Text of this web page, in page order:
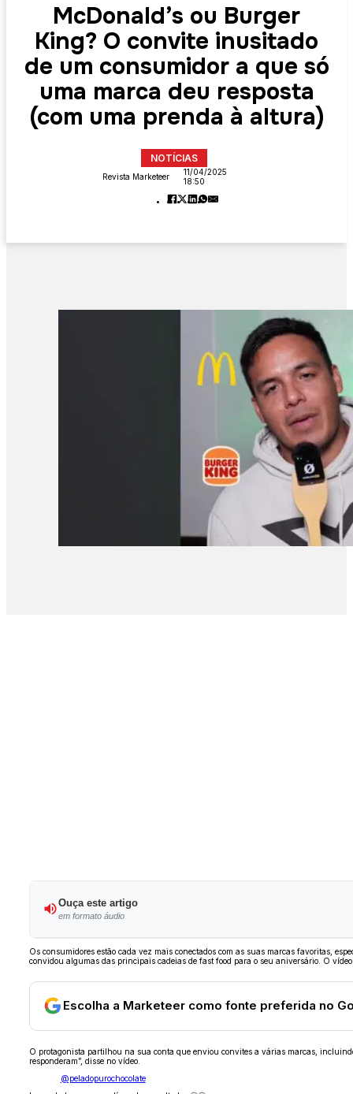
McDonald’s ou Burger
King? O convite inusitado
de um consumidor a que só
uma marca deu resposta
(com uma prenda à altura)
NOTÍCIAS
Revista Marketeer
11/04/2025
18:50
Ouça este artigo
em formato áudio
Os consumidores estão cada vez mais conectados com as suas marcas favoritas,
convidou algumas das principais cadeias de fast food para o seu aniversário. O
Escolha a Marketeer como fonte preferida no
O protagonista partilhou na sua conta que enviou convites a várias marcas,
responderam”, disse no vídeo.
@peladopurochocolate